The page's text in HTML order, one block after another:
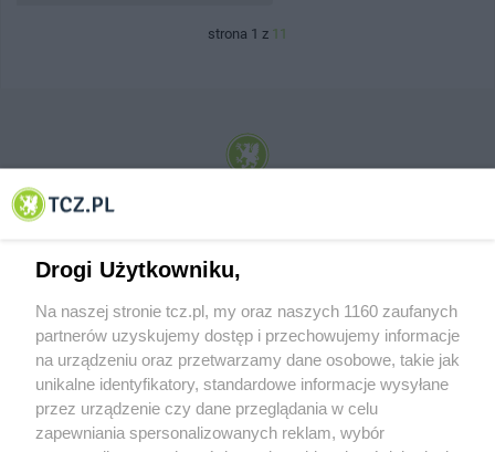
strona 1 z 11
© 2001-2026 Tczew - TCZ.PL Sp. z o.o. Internetowy Serwis Informacyjny Miasta
O FIRMIE POLITYKA PRYWATNOŚCI HOSTING
Drogi Użytkowniku,
Na naszej stronie tcz.pl, my oraz naszych 1160 zaufanych
partnerów uzyskujemy dostęp i przechowujemy informacje
na urządzeniu oraz przetwarzamy dane osobowe, takie jak
unikalne identyfikatory, standardowe informacje wysyłane
przez urządzenie czy dane przeglądania w celu
zapewniania spersonalizowanych reklam, wybór